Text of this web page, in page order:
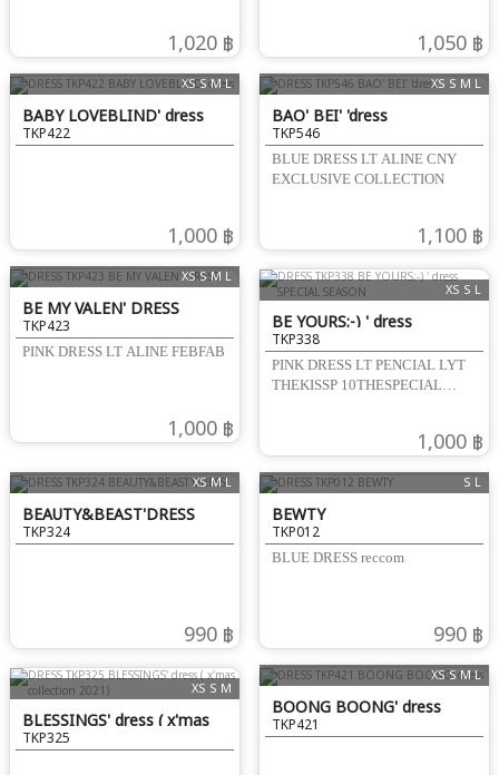
1,020 ฿ 1,050 ฿
XS S M L
BABY LOVEBLIND' dress
TKP422
1,000 ฿
XS S M L
BAO' BEI' 'dress
TKP546
BLUE DRESS LT ALINE CNY
EXCLUSIVE COLLECTION
1,100 ฿
XS S M L
BE MY VALEN' DRESS
TKP423
PINK DRESS LT ALINE FEBFAB
1,000 ฿
XS S L
BE YOURS;-) ' dress
SPECIAL SEASON
TKP338
PINK DRESS LT PENCIAL LYT
THEKISSP 10THESPECIAL
1,000 ฿
XS M L
BEAUTY&BEAST'DRESS
TKP324
990 ฿
S L
BEWTY
TKP012
BLUE DRESS reccom
990 ฿
XS S M
BLESSINGS' dress ( x'mas
collection 2021)
TKP325
XS S M L
BOONG BOONG' dress
TKP421